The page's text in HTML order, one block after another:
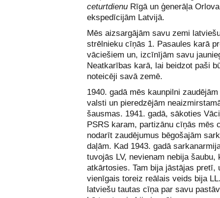
ceturtdienu Rīgā un ģenerāļa
ekspedīcijām Latvijā.
Mēs aizsargājām savu zemi
strēlnieku cīņās 1. Pasaules karā
vāciešiem un, izcīnījām savu
Neatkarības karā, lai beidzot paši
noteicēji savā zemē.
1940. gadā mēs kaunpilni
valsti un pieredzējām
šausmas. 1941. gadā, sākoties
PSRS karam, partizānu cīņās mēs
nodarīt zaudējumus bēgošajām
daļām. Kad 1943. gadā
tuvojās LV, nevienam nebija šaubu,
atkārtosies. Tam bija jāstājas pretī,
vienīgais toreiz reālais veids bija
latviešu tautas cīņa par savu